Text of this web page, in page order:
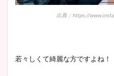
出典：https://
若々しくて綺麗な方ですよね！